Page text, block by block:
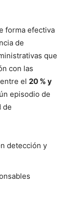
forma efectiva
de
que
con las
el 20 % y
episodio de
de
detección y